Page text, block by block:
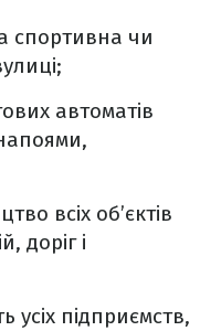
спортивна чи
автоматів
всіх об’єктів
доріг і
усіх підприємств,